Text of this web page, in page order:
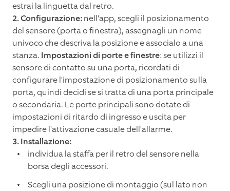
estrai la linguetta dal retro.
2. Configurazione:nell'app, scegli il posizionamento
del sensore (porta o finestra), assegnagli un nome
univoco che descriva la posizione e associalo a una
stanza. Impostazioni di porte e finestre: se utilizzi il
sensore di contatto su una porta, ricordati di
configurare l'impostazione di posizionamento sulla
porta, quindi decidi se si tratta di una porta principale
o secondaria. Le porte principali sono dotate di
impostazioni di ritardo di ingresso e uscita per
impedire l'attivazione casuale dell'allarme.
3. Installazione:
individua la staffa per il retro del sensore nella
borsa degli accessori.
Scegli una posizione di montaggio (sul lato non